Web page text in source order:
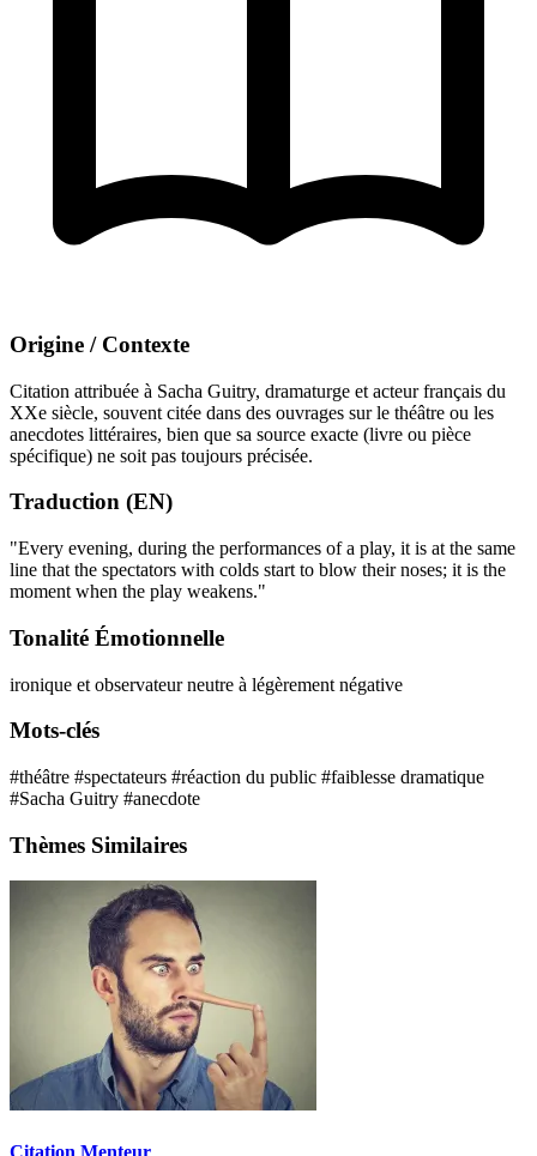
Origine / Contexte
Citation attribuée à Sacha Guitry, dramaturge et acteur français du
XXe siècle, souvent citée dans des ouvrages sur le théâtre ou les
anecdotes littéraires, bien que sa source exacte (livre ou pièce
spécifique) ne soit pas toujours précisée.
Traduction (EN)
"Every evening, during the performances of a play, it is at the same
line that the spectators with colds start to blow their noses; it is the
moment when the play weakens."
Tonalité Émotionnelle
ironique et observateurneutre à légèrement négative
Mots-clés
#théâtre #spectateurs #réaction du public #faiblesse dramatique
#Sacha Guitry #anecdote
Thèmes Similaires
Citation Menteur